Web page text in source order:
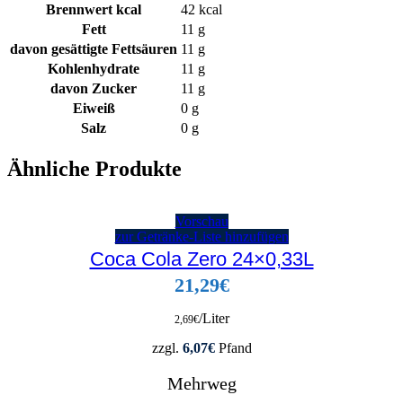
Brennwert kcal
42 kcal
Fett
11 g
davon gesättigte Fettsäuren 11 g
Kohlenhydrate
11 g
davon Zucker 11 g
Eiweiß
0 g
Salz
0 g
Ähnliche Produkte
Vorschau
zur Getränke-Liste hinzufügen
Coca Cola Zero 24×0,33L
21,29€
2,69€/Liter
zzgl. 6,07€Pfand
Mehrweg